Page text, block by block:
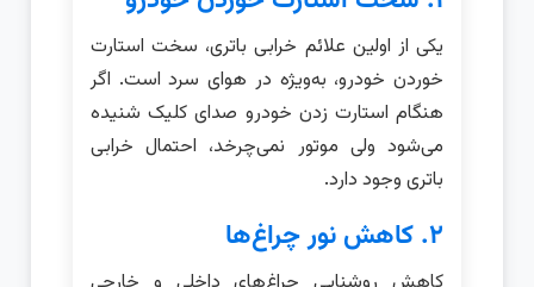
یکی از اولین علائم خرابی باتری، سخت استارت
خوردن خودرو، به‌ویژه در هوای سرد است. اگر
هنگام استارت زدن خودرو صدای کلیک شنیده
می‌شود ولی موتور نمی‌چرخد، احتمال خرابی
باتری وجود دارد.
۲. کاهش نور چراغ‌ها